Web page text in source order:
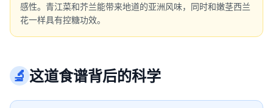
感性。青江菜和芥兰能带来地道的亚洲风味，同时和嫩茎西兰
花一样具有控糖功效。
🔬这道食谱背后的科学